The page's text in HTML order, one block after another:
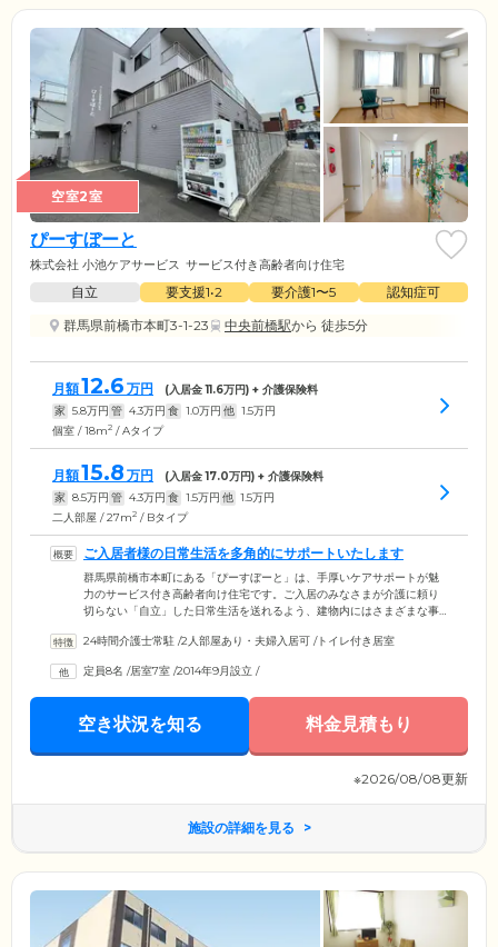
空室2室
ぴーすぼーと
株式会社 小池ケアサービス サービス付き高齢者向け住宅
自立 要支援1•2 要介護1〜5
認知症可
群馬県前橋市本町3-1-23
中央前橋駅から 徒歩5分
月額12.6 万円 (入居金11.6万円) + 介護保険料
家 5.8万円 管 4.3万円 食 1.0万円 他 1.5万円
個室 / 18m2 / Aタイプ
月額15.8 万円 (入居金17.0万円) + 介護保険料
家 8.5万円 管 4.3万円 食 1.5万円 他 1.5万円
二人部屋 / 27m2 / Bタイプ
ご入居者様の日常生活を多角的にサポートいたします
群馬県前橋市本町にある「ぴーすぼーと」は、手厚いケアサポートが魅
力のサービス付き高齢者向け住宅です。ご入居のみなさまが介護に頼り
切らない「自立」した日常生活を送れるよう、建物内にはさまざまな事
ン」、ご入居者様お一人おひとりに最適なケアプランを作成する「居宅
など、ご入居者様が「自分らしく」暮らすための環境づくりに力を入れ
ています。ご入居後のお悩みやお困りごとなどは、何でもお気軽にご相
24時間介護士常駐 /2人部屋あり・夫婦入居可 /トイレ付き居室
定員8名 /居室7室 /2014年9月設立 /
空き状況を知る 料金見積もり
※2026/08/08更新
施設の詳細を見る